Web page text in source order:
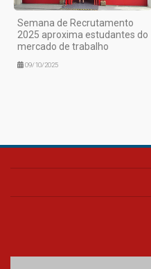
Semana de Recrutamento
2025 aproxima estudantes do
mercado de trabalho
09/10/2025